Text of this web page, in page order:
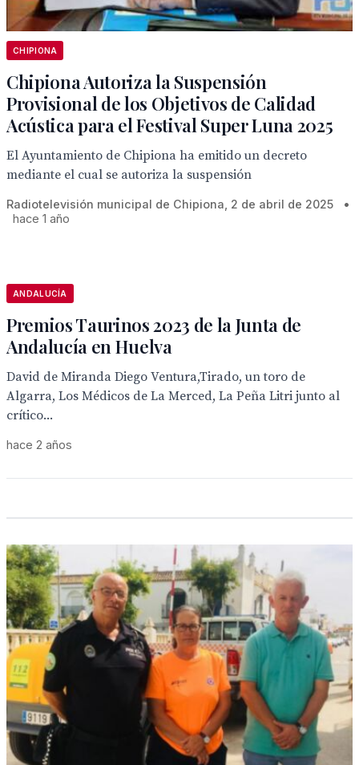
CHIPIONA
Chipiona Autoriza la Suspensión
Provisional de los Objetivos de Calidad
Acústica para el Festival Super Luna 2025
El Ayuntamiento de Chipiona ha emitido un decreto
mediante el cual se autoriza la suspensión
Radiotelevisión municipal de Chipiona, 2 de abril de 2025
•
hace 1 año
ANDALUCÍA
Premios Taurinos 2023 de la Junta de
Andalucía en Huelva
David de Miranda Diego Ventura,Tirado, un toro de
Algarra, Los Médicos de La Merced, La Peña Litri junto al
crítico...
hace 2 años